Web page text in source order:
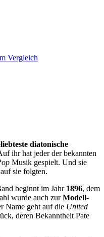
Vergleich
diatonische
ihr hat jeder der bekannten
Musik gespielt. Und sie
sie folgten.
beginnt im Jahr 1896, dem
wurde auch zurModell-
Name geht auf die United
deren Bekanntheit Pate